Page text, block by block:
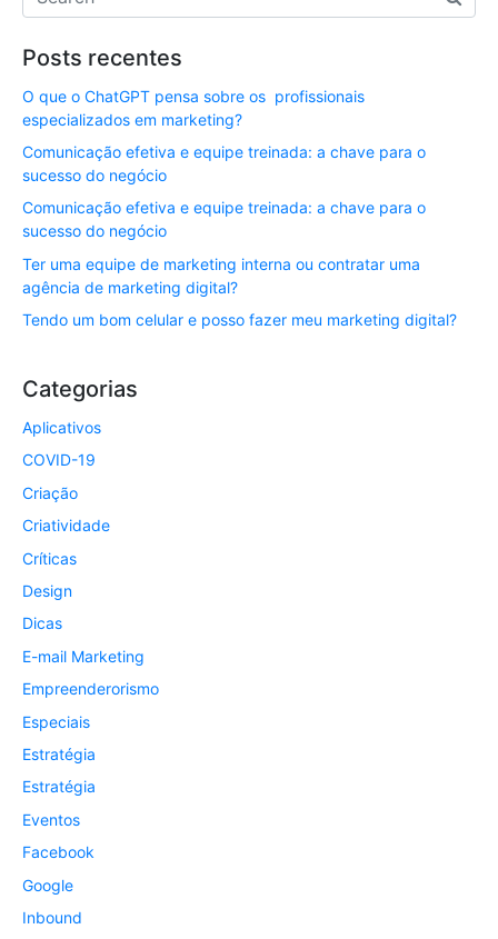
Posts recentes
O que o ChatGPT pensa sobre os profissionais
especializados em marketing?
Comunicação efetiva e equipe treinada: a chave para o
sucesso do negócio
Comunicação efetiva e equipe treinada: a chave para o
sucesso do negócio
Ter uma equipe de marketing interna ou contratar uma
agência de marketing digital?
Tendo um bom celular e posso fazer meu marketing digital?
Categorias
Aplicativos
COVID-19
Criação
Criatividade
Críticas
Design
Dicas
E-mail Marketing
Empreenderorismo
Especiais
Estratégia
Estratégia
Eventos
Facebook
Google
Inbound